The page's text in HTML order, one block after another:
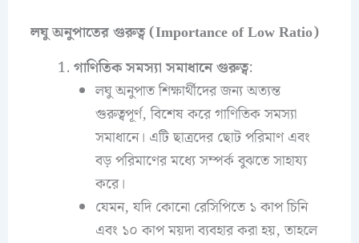
লঘু অনুপাতের গুরুত্ব (Importance of Low Ratio)
গাণিতিক সমস্যা সমাধানে গুরুত্ব:
লঘু অনুপাত শিক্ষার্থীদের জন্য অত্যন্ত
গুরুত্বপূর্ণ, বিশেষ করে গাণিতিক সমস্যা
সমাধানে। এটি ছাত্রদের ছোট পরিমাণ এবং
বড় পরিমাণের মধ্যে সম্পর্ক বুঝতে সাহায্য
করে।
যেমন, যদি কোনো রেসিপিতে ১ কাপ চিনি
এবং ১০ কাপ ময়দা ব্যবহার করা হয়, তাহলে